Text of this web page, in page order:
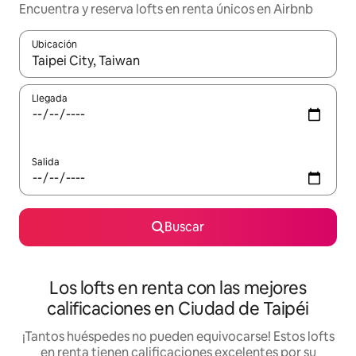
Encuentra y reserva lofts en renta únicos en Airbnb
Ubicación
Cuando los resultados estén disponibles, podrás navegar
Llegada
Salida
Buscar
Los lofts en renta con las mejores
calificaciones en Ciudad de Taipéi
¡Tantos huéspedes no pueden equivocarse! Estos lofts
en renta tienen calificaciones excelentes por su